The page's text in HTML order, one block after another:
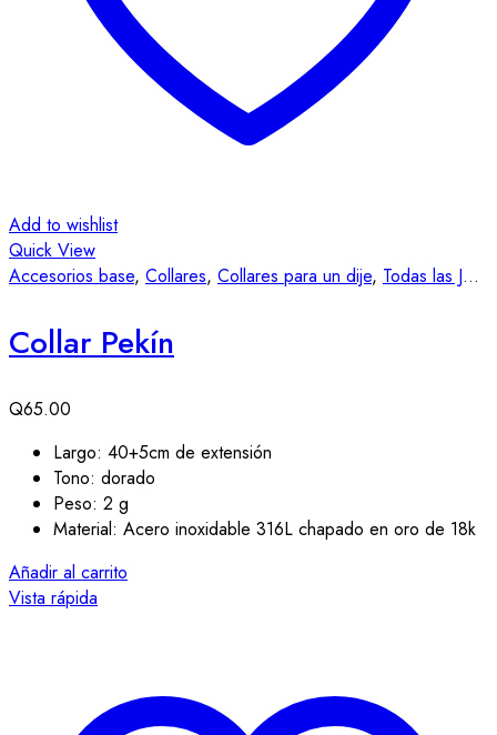
Add to wishlist
Quick View
Accesorios base, Collares, Collares para un dije, Todas las Joyas
Collar Pekín
Q65.00
Largo: 40+5cm de extensión
Tono: dorado
Peso: 2 g
Material: Acero inoxidable 316L chapado en oro de 18k
Añadir al carrito
Vista rápida